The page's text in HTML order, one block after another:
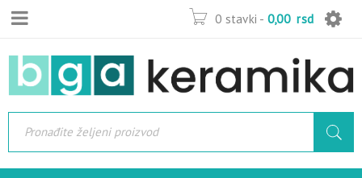
0 stavki - 0,00 rsd